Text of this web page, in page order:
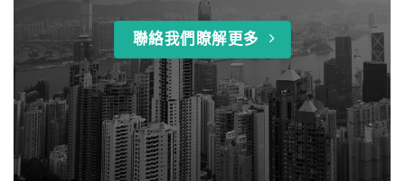
聯絡我們瞭解更多